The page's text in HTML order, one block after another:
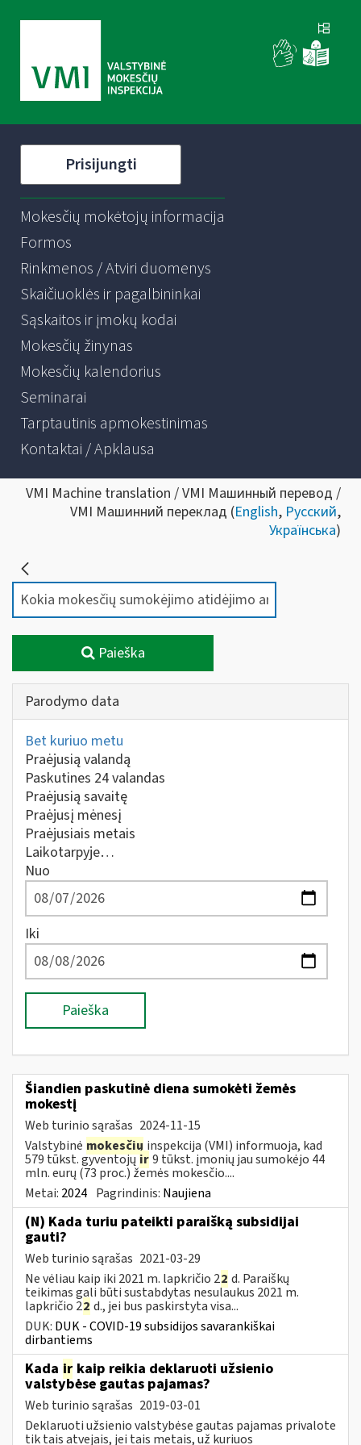
Prisijungti
Mokesčių mokėtojų informacija
Formos
Rinkmenos / Atviri duomenys
Skaičiuoklės ir pagalbininkai
Sąskaitos ir įmokų kodai
Mokesčių žinynas
Mokesčių kalendorius
Seminarai
Tarptautinis apmokestinimas
Kontaktai / Apklausa
VMI Machine translation / VMI Машинный перевод /
VMI Машинний переклад (English, Русский,
Українська)
Paieška
Parodymo data
Bet kuriuo metu
Praėjusią valandą
Paskutines 24 valandas
Praėjusią savaitę
Praėjusį mėnesį
Praėjusiais metais
Laikotarpyje…
Nuo
Iki
Paieška
Šiandien paskutinė diena sumokėti žemės
mokestį
Web turinio sąrašas 2024-11-15
Valstybinė mokesčių inspekcija (VMI) informuoja, kad
579 tūkst. gyventojųir9 tūkst. įmonių jau sumokėjo 44
mln. eurų (73 proc.) žemės mokesčio....
Metai: 2024 Pagrindinis: Naujiena
(N) Kada turiu pateikti paraišką subsidijai
gauti?
Web turinio sąrašas 2021-03-29
Ne vėliau kaip iki 2021 m. lapkričio 22 d. Paraiškų
teikimas gali būti sustabdytas nesulaukus 2021 m.
lapkričio 22 d., jei bus paskirstyta visa...
DUK: DUK - COVID-19 subsidijos savarankiškai
dirbantiems
Kada ir kaip reikia deklaruoti užsienio
valstybėse gautas pajamas?
Web turinio sąrašas 2019-03-01
Deklaruoti užsienio valstybėse gautas pajamas privalote
tik tais atvejais, jei tais metais, už kuriuos